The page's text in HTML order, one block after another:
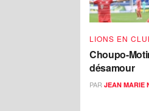
LIONS EN
Choupo-
désamour
PAR JEAN MARIE